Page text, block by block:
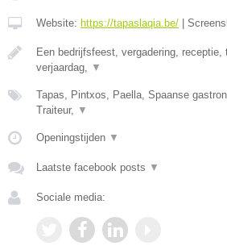
Website: https://tapaslaqia.be/ |
Een bedrijfsfeest, vergadering, receptie,
verjaardag,
▼
Tapas, Pintxos, Paella, Spaanse
Traiteur,
▼
Openingstijden ▼
Laatste facebook posts ▼
Sociale media: